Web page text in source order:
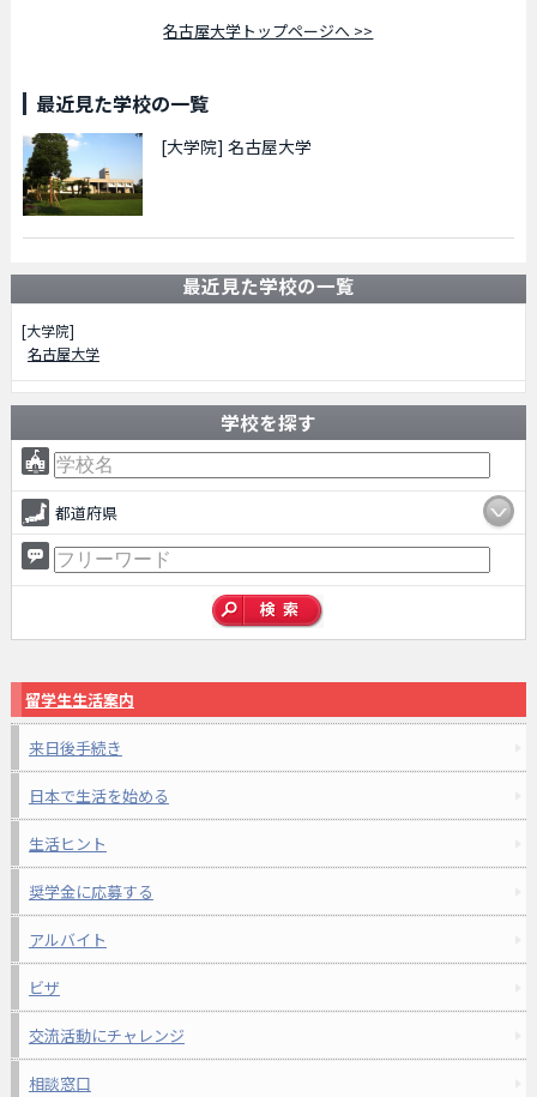
名古屋大学トップページへ >>
最近見た学校の一覧
[大学院] 名古屋大学
最近見た学校の一覧
[大学院]
名古屋大学
学校を探す
都道府県
留学生生活案内
来日後手続き
日本で生活を始める
生活ヒント
奨学金に応募する
アルバイト
ビザ
交流活動にチャレンジ
相談窓口